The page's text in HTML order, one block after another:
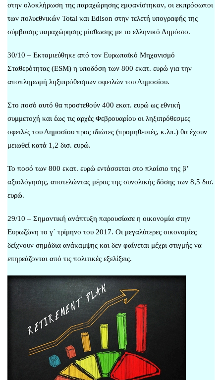
στην ολοκλήρωση της παραχώρησης εμφανίστηκαν, οι εκπρόσωποι
των πολυεθνικών Total και Εdison στην τελετή υπογραφής της
σύμβασης παραχώρησης μίσθωσης με το ελληνικό Δημόσιο.
30/10 – Εκταμιεύθηκε από τον Ευρωπαϊκό Μηχανισμό
Σταθερότητας (ESM) η υποδόση των 800 εκατ. ευρώ για την
αποπληρωμή ληξιπρόθεσμων οφειλών του Δημοσίου.
Στο ποσό αυτό θα προστεθούν 400 εκατ. ευρώ ως εθνική
συμμετοχή και έως τις αρχές Φεβρουαρίου οι ληξιπρόθεσμες
οφειλές του Δημοσίου προς ιδιώτες (προμηθευτές, κ.λπ.) θα έχουν
μειωθεί κατά 1,2 δισ. ευρώ.
Το ποσό των 800 εκατ. ευρώ εντάσσεται στο πλαίσιο της β’
αξιολόγησης, αποτελώντας μέρος της συνολικής δόσης των 8,5 δισ.
ευρώ.
29/10 – Σημαντική ανάπτυξη παρουσίασε η οικονομία στην
Ευρωζώνη το γ΄ τρίμηνο του 2017. Οι μεγαλύτερες οικονομίες
δείχνουν σημάδια ανάκαμψης και δεν φαίνεται μέχρι στιγμής να
επηρεάζονται από τις πολιτικές εξελίξεις.